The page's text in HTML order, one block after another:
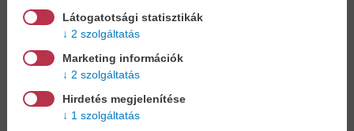
Romantikus regények
Látogatotsági statisztikák
2 szolgáltatás
Marketing információk
2 szolgáltatás
Hirdetés megjelenítése
1 szolgáltatás